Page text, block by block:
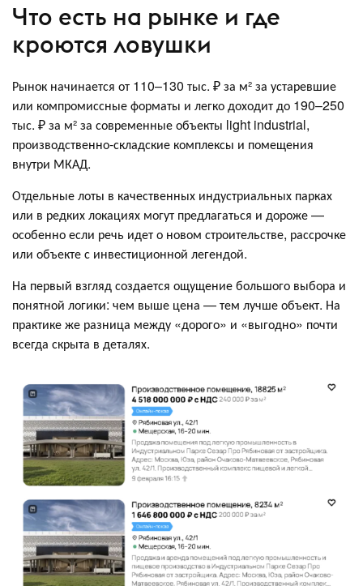
Что есть на рынке и где
кроются ловушки
Рынок начинается от 110–130 тыс. ₽ за м² за устаревшие
или компромиссные форматы и легко доходит до 190–250
тыс. ₽ за м² за современные объекты light industrial,
производственно-складские комплексы и помещения
внутри МКАД.
Отдельные лоты в качественных индустриальных парках
или в редких локациях могут предлагаться и дороже —
особенно если речь идет о новом строительстве, рассрочке
или объекте с инвестиционной легендой.
На первый взгляд создается ощущение большого выбора и
понятной логики: чем выше цена — тем лучше объект. На
практике же разница между «дорого» и «выгодно» почти
всегда скрыта в деталях.